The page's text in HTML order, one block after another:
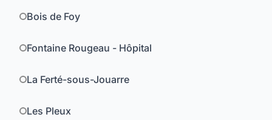
Bois de Foy
Fontaine Rougeau - Hôpital
La Ferté-sous-Jouarre
Les Pleux